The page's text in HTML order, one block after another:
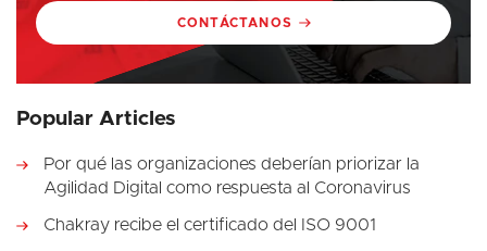
CONTÁCTANOS
Popular Articles
Por qué las organizaciones deberían priorizar la
Agilidad Digital como respuesta al Coronavirus
Chakray recibe el certificado del ISO 9001